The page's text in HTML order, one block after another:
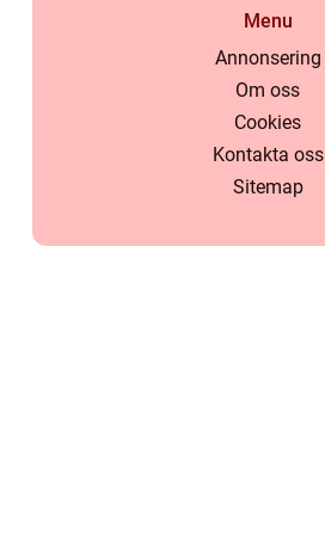
Menu
Annonsering
Om oss
Cookies
Kontakta oss
Sitemap